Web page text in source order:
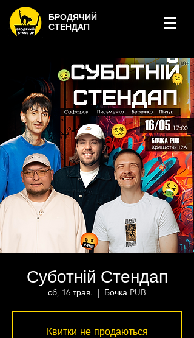
БРОДЯЧИЙ
СТЕНДАП
Суботній Стендап
сб, 16 трав.
  |
Бочка PUB
Квитки не продаються